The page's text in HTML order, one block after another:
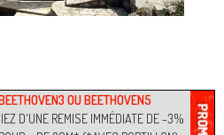
OU BEETHOVEN5
D'UNE REMISE IMMÉDIATE DE -3%